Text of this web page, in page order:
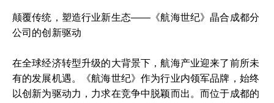
颠覆传统，塑造行业新生态——《航海世纪》晶合成都分
公司的创新驱动
在全球经济转型升级的大背景下，航海产业迎来了前所未
有的发展机遇。《航海世纪》作为行业内领军品牌，始终
以创新为驱动力，力求在竞争中脱颖而出。而位于成都的